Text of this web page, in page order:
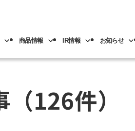
商品情報 IR情報 お知らせ
（126件）